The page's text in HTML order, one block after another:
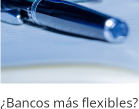
¿Bancos más